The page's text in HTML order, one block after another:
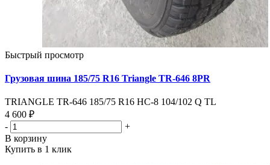
Быстрый просмотр
Грузовая шина 185/75 R16 Triangle TR-646 8PR
TRIANGLE TR-646 185/75 R16 HC-8 104/102 Q TL
4 600 ₽
-
+
В корзину
Купить в 1 клик